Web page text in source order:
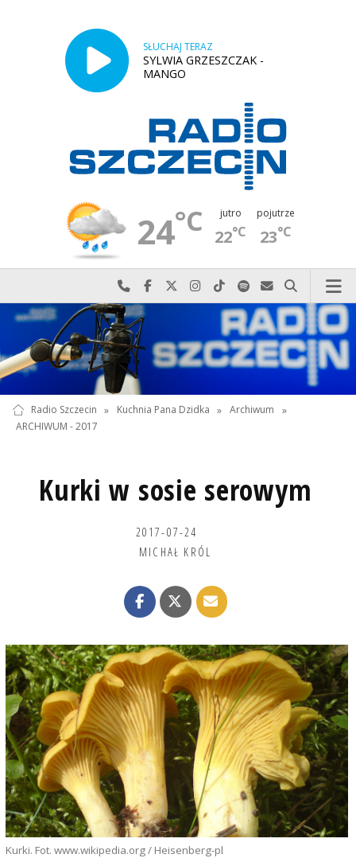
SŁUCHAJ TERAZ
SYLWIA GRZESZCZAK -
MANGO
24°C jutro
22°C
pojutrze
23°C
Najlepiej po prostu do nas zadzwoń
Odwiedź nas na Facebook-u
Odwiedź nas na X
Odwiedź nas na Instagram-ie
Odwiedź nas na TikTok-u
Szukaj nas na Spotify
Wyślij do nas
Szukaj
Radio Szczecin » Kuchnia Pana Dzidka » Archiwum
»
ARCHIWUM - 2017
Kurki w sosie serowym
2017-07-24
MICHAŁ KRÓL
Kurki. Fot. www.wikipedia.org / Heisenberg-pl